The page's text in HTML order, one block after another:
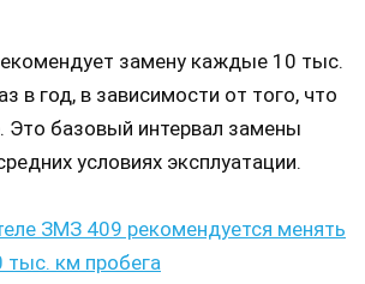
замену каждые 10 тыс.
в год, в зависимости от того, что
Это базовый интервал замены
условиях эксплуатации.